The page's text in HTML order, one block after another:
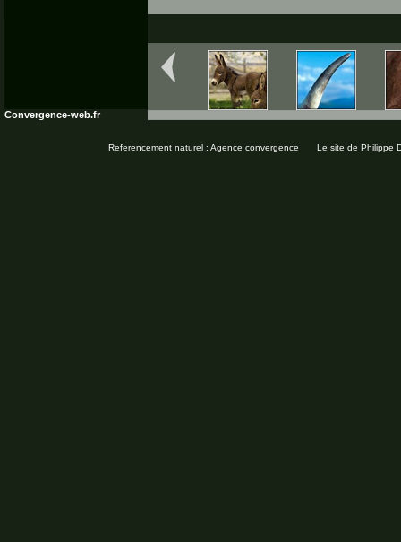
Convergence-web.fr
Le site de Philippe
Referencement naturel : Agence convergence